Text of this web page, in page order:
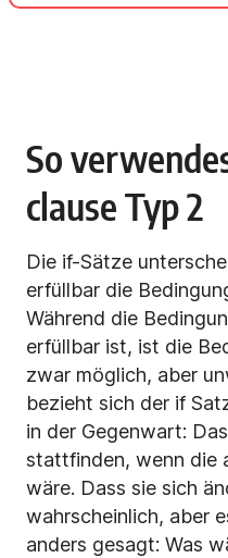
So
clause Typ 2
Die if-Sätze
erfüllbar die
Während die
erfüllbar ist, ist die
zwar möglich, aber
bezieht sich der if
in der Gegenwart:
stattfinden, wenn die
wäre. Dass sie sich
wahrscheinlich, aber
anders gesagt: Was